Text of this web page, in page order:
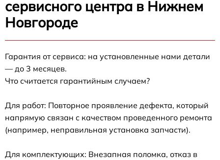
сервисного центра в Нижнем
Новгороде
Гарантия от сервиса: на установленные нами детали
— до 3 месяцев.
Что считается гарантийным случаем?
Для работ: Повторное проявление дефекта, который
напрямую связан с качеством проведенного ремонта
(например, неправильная установка запчасти).
Для комплектующих: Внезапная поломка, отказ в